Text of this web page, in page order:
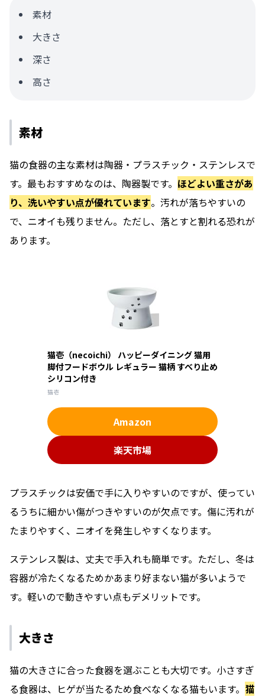
素材
大きさ
深さ
高さ
素材
猫の食器の主な素材は陶器・プラスチック・ステンレスで
す。最もおすすめなのは、陶器製です。 ほどよい重さがあ
り、洗いやすい点が優れています。汚れが落ちやすいの
で、ニオイも残りません。ただし、落とすと割れる恐れが
あります。
猫壱（necoichi） ハッピーダイニング 猫用
脚付フードボウル レギュラー 猫柄 すべり止め
シリコン付き
猫壱
Amazon
楽天市場
プラスチックは安価で手に入りやすいのですが、使ってい
るうちに細かい傷がつきやすいのが欠点です。傷に汚れが
たまりやすく、ニオイを発生しやすくなります。
ステンレス製は、丈夫で手入れも簡単です。ただし、冬は
容器が冷たくなるためかあまり好まない猫が多いようで
す。軽いので動きやすい点もデメリットです。
大きさ
猫の大きさに合った食器を選ぶことも大切です。小さすぎ
る食器は、ヒゲが当たるため食べなくなる猫もいます。 猫